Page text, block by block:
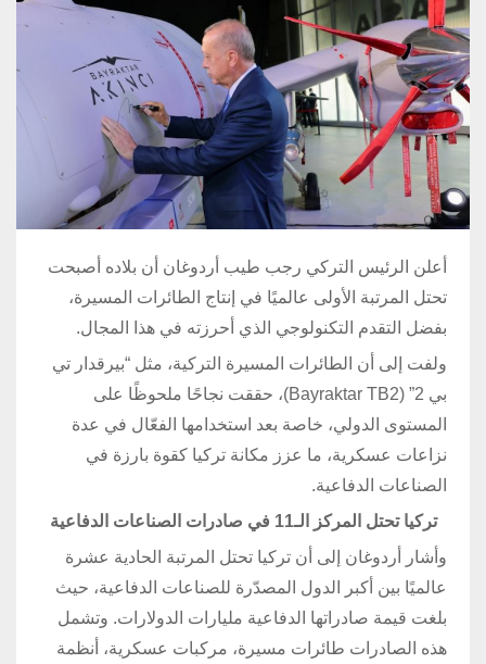
أعلن الرئيس التركي رجب طيب أردوغان أن بلاده أصبحت
تحتل المرتبة الأولى عالميًا في إنتاج الطائرات المسيرة،
بفضل التقدم التكنولوجي الذي أحرزته في هذا المجال.
ولفت إلى أن الطائرات المسيرة التركية، مثل “بيرقدار تي
بي 2” (Bayraktar TB2)، حققت نجاحًا ملحوظًا على
المستوى الدولي، خاصة بعد استخدامها الفعّال في عدة
نزاعات عسكرية، ما عزز مكانة تركيا كقوة بارزة في
الصناعات الدفاعية.
تركيا تحتل المركز الـ11 في صادرات الصناعات الدفاعية
وأشار أردوغان إلى أن تركيا تحتل المرتبة الحادية عشرة
عالميًا بين أكبر الدول المصدّرة للصناعات الدفاعية، حيث
بلغت قيمة صادراتها الدفاعية مليارات الدولارات. وتشمل
هذه الصادرات طائرات مسيرة، مركبات عسكرية، أنظمة